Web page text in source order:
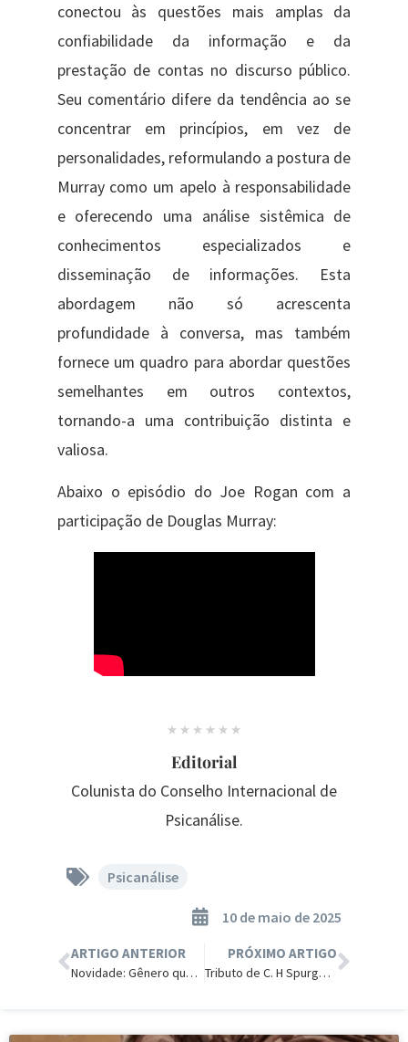
conectou às questões mais amplas da
confiabilidade da informação e da
prestação de contas no discurso público.
Seu comentário difere da tendência ao se
concentrar em princípios, em vez de
personalidades, reformulando a postura de
Murray como um apelo à responsabilidade
e oferecendo uma análise sistêmica de
conhecimentos especializados e
disseminação de informações. Esta
abordagem não só acrescenta
profundidade à conversa, mas também
fornece um quadro para abordar questões
semelhantes em outros contextos,
tornando-a uma contribuição distinta e
valiosa.
Abaixo o episódio do Joe Rogan com a
participação de Douglas Murray:
Editorial
Colunista do Conselho Internacional de
Psicanálise.
Psicanálise
10 de maio de 2025
ARTIGO ANTERIOR
Novidade: Gênero que Muda de Acordo com as Estações.
PRÓXIMO ARTIGO
Tributo de C. H Spurgeon a sua Mãe